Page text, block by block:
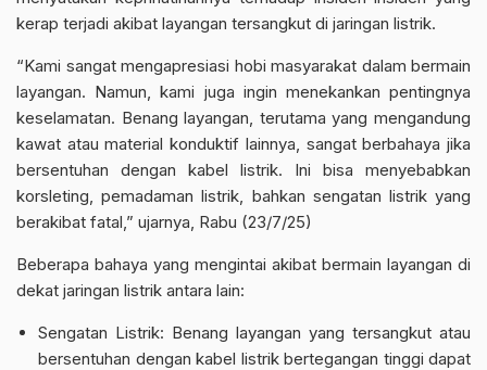
kerap terjadi akibat layangan tersangkut di jaringan listrik.
“Kami sangat mengapresiasi hobi masyarakat dalam bermain
layangan. Namun, kami juga ingin menekankan pentingnya
keselamatan. Benang layangan, terutama yang mengandung
kawat atau material konduktif lainnya, sangat berbahaya jika
bersentuhan dengan kabel listrik. Ini bisa menyebabkan
korsleting, pemadaman listrik, bahkan sengatan listrik yang
berakibat fatal,” ujarnya, Rabu (23/7/25)
Beberapa bahaya yang mengintai akibat bermain layangan di
dekat jaringan listrik antara lain:
Sengatan Listrik: Benang layangan yang tersangkut atau
bersentuhan dengan kabel listrik bertegangan tinggi dapat